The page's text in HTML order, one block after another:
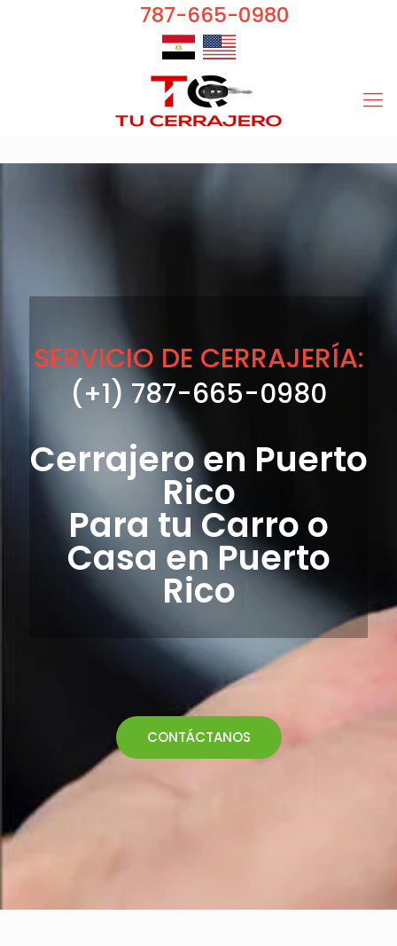
787-665-0980
SERVICIO DE CERRAJERÍA:
(+1) 787-665-0980
Cerrajero en Puerto
Rico
Para tu Carro o
Casa en Puerto
Rico
CONTÁCTANOS